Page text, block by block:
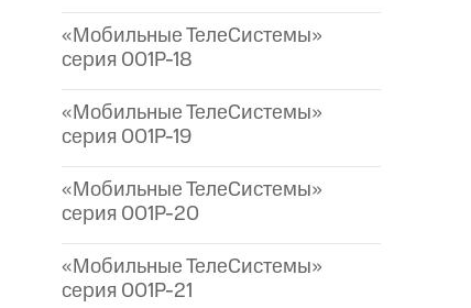
«Мобильные ТелеСистемы»
серия 001P-18
«Мобильные ТелеСистемы»
серия 001P-19
«Мобильные ТелеСистемы»
серия 001P-20
«Мобильные ТелеСистемы»
серия 001P-21